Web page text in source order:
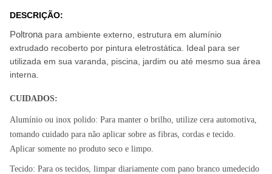
DESCRIÇÃO:
Poltrona para ambiente externo, estrutura em alumínio
extrudado recoberto por pintura eletrostática. Ideal para ser
utilizada em sua varanda, piscina, jardim ou até mesmo sua área
interna.
CUIDADOS:
Alumínio ou inox polido: Para manter o brilho, utilize cera automotiva,
tomando cuidado para não aplicar sobre as fibras, cordas e tecido.
Aplicar somente no produto seco e limpo.
Tecido: Para os tecidos, limpar diariamente com pano branco umedecido